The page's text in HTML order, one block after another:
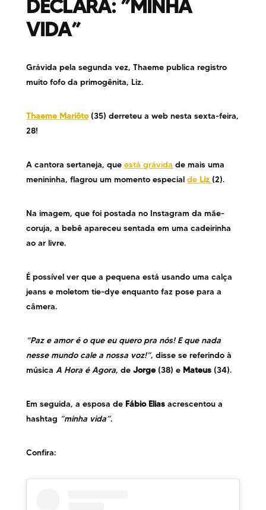
DECLARA: ”MINHA
VIDA”
Grávida pela segunda vez, Thaeme publica registro
muito fofo da primogênita, Liz.
Thaeme Mariôto(35) derreteu a web nesta sexta-feira,
28!
A cantora sertaneja, queestá grávida de mais uma
menininha, flagrou um momento especialde Liz (2).
Na imagem, que foi postada no Instagram da mãe-
coruja, a bebê apareceu sentada em uma cadeirinha
ao ar livre.
É possível ver que a pequena está usando uma calça
jeans e moletom tie-dye enquanto faz pose para a
câmera.
“Paz e amor é o que eu quero pra nós! E que nada
nesse mundo cale a nossa voz!”, disse se referindo à
música A Hora é Agora, deJorge (38) e Mateus (34).
Em seguida, a esposa de Fábio Eliasacrescentou a
hashtag “minha vida”.
Confira: